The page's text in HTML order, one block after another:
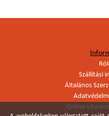
Szállítási
Általános
Online